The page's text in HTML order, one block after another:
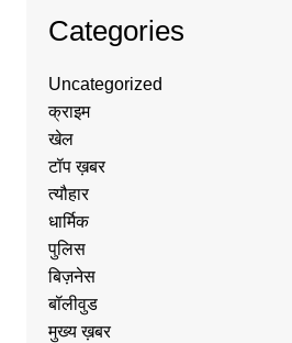
Categories
Uncategorized
क्राइम
खेल
टॉप ख़बर
त्यौहार
धार्मिक
पुलिस
बिज़नेस
बॉलीवुड
मुख्य ख़बर